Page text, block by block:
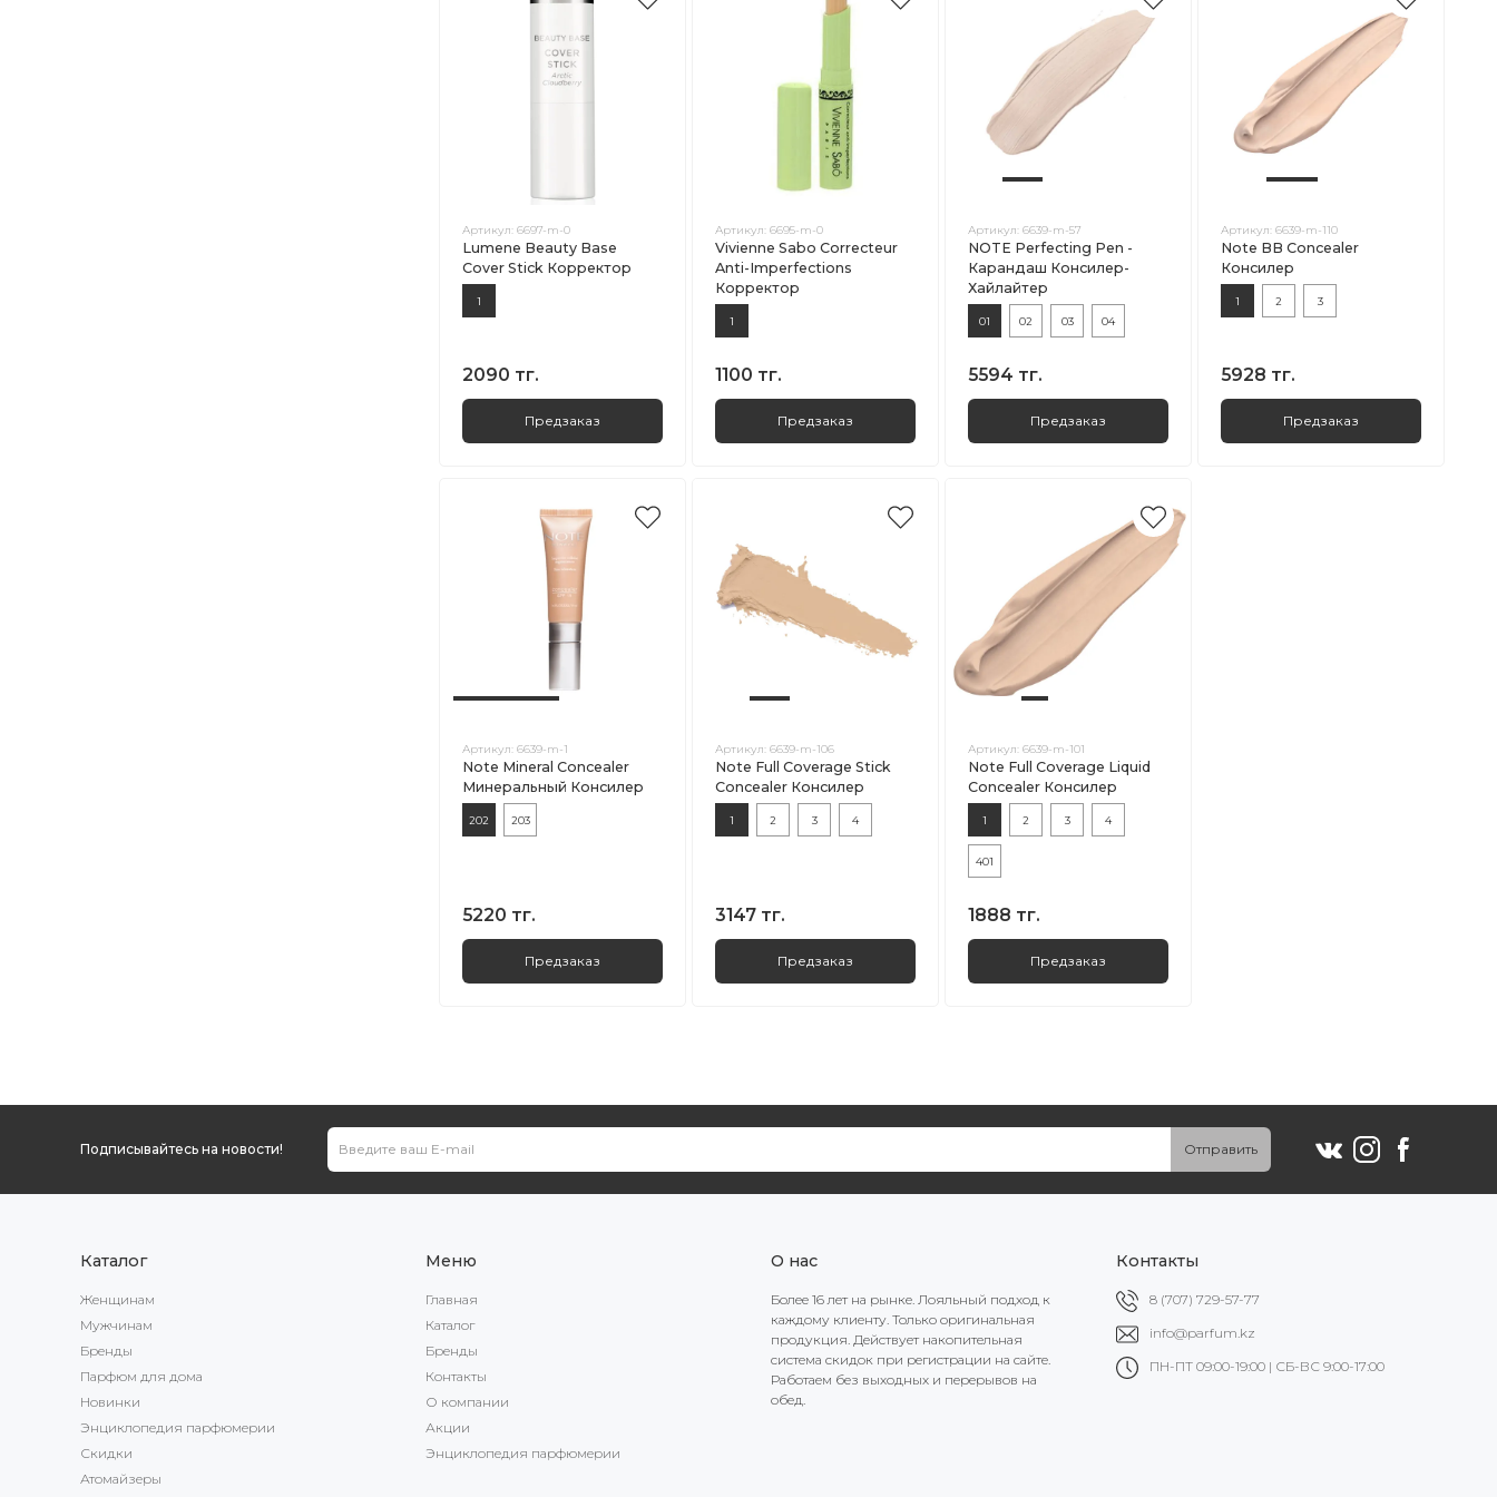
Артикул:6697-m-0
Lumene Beauty Base
Cover Stick Корректор
1
2090 тг.
Предзаказ
Артикул:6695-m-0
Vivienne Sabo Correcteur
Anti-Imperfections
Корректор
1
1100 тг.
Предзаказ
Артикул:6639-m-57
NOTE Perfecting Pen -
Карандаш Консилер-
Хайлайтер
01 02 03 04
5594 тг.
Предзаказ
Артикул:6639-m-110
Note BB Concealer
Консилер
1 2 3
5928 тг.
Предзаказ
Артикул:6639-m-1
Note Mineral Concealer
Минеральный Консилер
202 203
5220 тг.
Предзаказ
Артикул:6639-m-106
Note Full Coverage Stick
Concealer Консилер
1 2 3 4
3147 тг.
Предзаказ
Артикул:6639-m-101
Note Full Coverage Liquid
Concealer Консилер
1 2 3 4
401
1888 тг.
Предзаказ
Подписывайтесь на новости! Отправить
Каталог
Женщинам
Мужчинам
Бренды
Парфюм для дома
Новинки
Энциклопедия парфюмерии
Скидки
Атомайзеры
Меню
Главная
Каталог
Бренды
Контакты
О компании
Акции
Энциклопедия парфюмерии
О нас
Более 16 лет на рынке. Лояльный подход к
каждому клиенту. Только оригинальная
продукция. Действует накопительная
система скидок при регистрации на сайте.
Работаем без выходных и перерывов на
обед.
Контакты
8 (707) 729-57-77
info@parfum.kz
ПН-ПТ 09:00-19:00 | СБ-ВС 9:00-17:00